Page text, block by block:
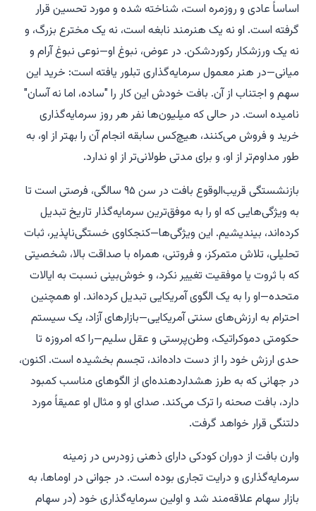
اساساً عادی و روزمره است، شناخته شده و مورد تحسین قرار
گرفته است. او نه یک هنرمند نابغه است، نه یک مخترع بزرگ، و
نه یک ورزشکار رکوردشکن. در عوض، نبوغ او—نوعی نبوغ آرام و
میانی—در هنر معمول سرمایه‌گذاری تبلور یافته است: خرید این
سهم و اجتناب از آن. بافت خودش این کار را "ساده، اما نه آسان"
نامیده است. در حالی که میلیون‌ها نفر هر روز سرمایه‌گذاری
خرید و فروش می‌کنند، هیچ‌کس سابقه انجام آن را بهتر از او، به
طور مداوم‌تر از او، و برای مدتی طولانی‌تر از او ندارد.
بازنشستگی قریب‌الوقوع بافت در سن ۹۵ سالگی، فرصتی است تا
به ویژگی‌هایی که او را به موفق‌ترین سرمایه‌گذار تاریخ تبدیل
کرده‌اند، بیندیشیم. این ویژگی‌ها—کنجکاوی خستگی‌ناپذیر، ثبات
تحلیلی، تلاش متمرکز، و فروتنی، همراه با صداقت بالا، شخصیتی
که با ثروت یا موفقیت تغییر نکرد، و خوش‌بینی نسبت به ایالات
متحده—او را به یک الگوی آمریکایی تبدیل کرده‌اند. او همچنین
احترام به ارزش‌های سنتی آمریکایی—بازارهای آزاد، یک سیستم
حکومتی دموکراتیک، وطن‌پرستی و عقل سلیم—را که امروزه تا
حدی ارزش خود را از دست داده‌اند، تجسم بخشیده است. اکنون،
در جهانی که به طرز هشداردهنده‌ای از الگوهای مناسب کمبود
دارد، بافت صحنه را ترک می‌کند. صدای او و مثال او عمیقاً مورد
دلتنگی قرار خواهد گرفت.
وارن بافت از دوران کودکی دارای ذهنی زودرس در زمینه
سرمایه‌گذاری و درایت تجاری بوده است. در جوانی در اوماها، به
بازار سهام علاقه‌مند شد و اولین سرمایه‌گذاری خود (در سهام